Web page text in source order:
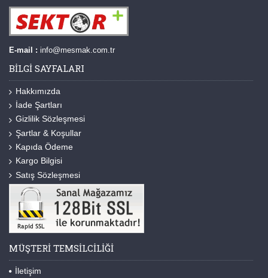
E-mail : info@mesmak.com.tr
BILGI SAYFALARI
Hakkımızda
İade Şartları
Gizlilik Sözleşmesi
Şartlar & Koşullar
Kapıda Ödeme
Kargo Bilgisi
Satış Sözleşmesi
MÜŞTERI TEMSILCILIĞI
İletişim